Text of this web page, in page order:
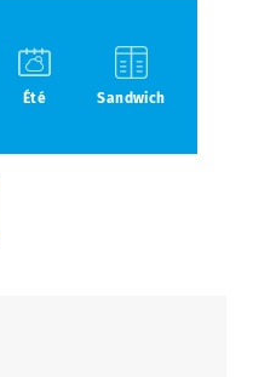
Été Sandwich